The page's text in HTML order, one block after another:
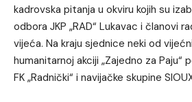
kadrovska pitanja u okviru kojih su
odbora JKP „RAD“ Lukavac i članovi
vijeća. Na kraju sjednice neki od
humanitarnoj akciji „Zajedno za Paju“
FK „Radnički“ i navijačke skupine